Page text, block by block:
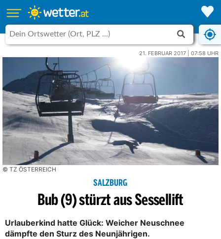
21. FEBRUAR 2017 | 07:58 UHR
© TZ ÖSTERREICH
SALZBURG
Bub (9) stürzt aus Sessellift
Urlauberkind hatte Glück: Weicher Neuschnee
dämpfte den Sturz des Neunjährigen.